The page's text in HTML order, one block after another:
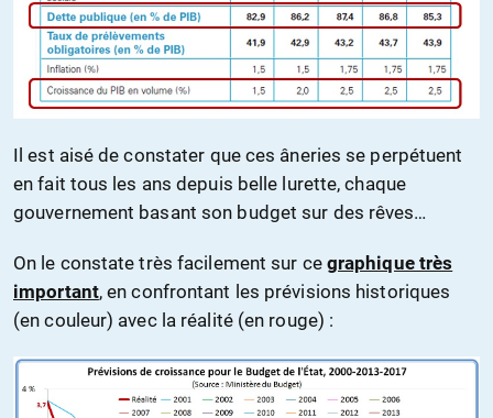
Il est aisé de constater que ces âneries se perpétuent
en fait tous les ans depuis belle lurette, chaque
gouvernement basant son budget sur des rêves…
On le constate très facilement sur ce graphique très
important, en confrontant les prévisions historiques
(en couleur) avec la réalité (en rouge) :